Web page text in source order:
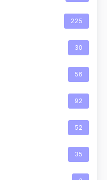
225
30
56
92
52
35